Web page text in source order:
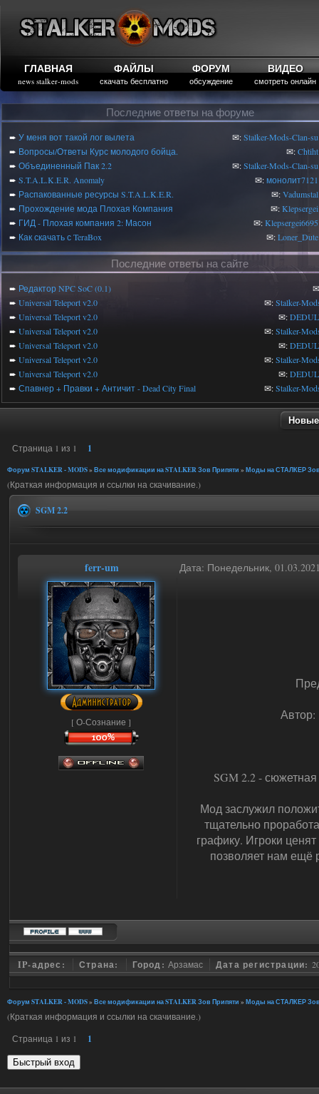
ГЛАВНАЯ
news stalker-mods
ФАЙЛЫ
скачать бесплатно
ФОРУМ
обсуждение
ВИДЕО
смотреть онлайн
Последние ответы на форуме
➨ У меня вот такой лог вылета ✉:Stalker-Mods-Clan-su
➨ Вопросы/Ответы Курс молодого бойца. ✉:Chtiht
➨ Объединенный Пак 2.2 ✉:Stalker-Mods-Clan-su
➨ S.T.A.L.K.E.R. Anomaly ✉:монолит7121
➨ Распакованные ресурсы S.T.A.L.K.E.R. ✉:Vadumstal
➨ Прохождение мода Плохая Компания ✉:Klepsergei
➨ ГИД - Плохая компания 2: Масон ✉:Klepsergei6695
➨ Как скачать с TeraBox ✉:Loner_Dute
Последние ответы на сайте
➨ Редактор NPC SoC (0.1)
➨ Universal Teleport v2.0 ✉:Stalker-
➨ Universal Teleport v2.0 ✉:
➨ Universal Teleport v2.0 ✉:Stalker-
➨ Universal Teleport v2.0 ✉:
➨ Universal Teleport v2.0 ✉:Stalker-
➨ Universal Teleport v2.0 ✉:
➨ Спавнер + Правки + Античит - Dead City Final ✉:Stalker-
Страница 1 из 1 1
Форум STALKER - MODS» Все модификации на STALKER Зов Припяти » Моды на СТАЛКЕР
(Краткая информация и ссылки на скачивание.)
SGM 2.2
ferr-um Дата: Понедельник,
[ О-Сознание ] Автор:
SGM 2.2 -
Мод заслужил
тщательно
графику. Игроки
позволяет нам ещё
IP-адрес: Страна: Город:Арзамас Дата регистрации:
Форум STALKER - MODS» Все модификации на STALKER Зов Припяти » Моды на СТАЛКЕР
(Краткая информация и ссылки на скачивание.)
Страница 1 из 1 1